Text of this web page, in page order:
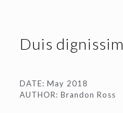
Duis dignissim
DATE: May 2018
AUTHOR: Brandon Ross